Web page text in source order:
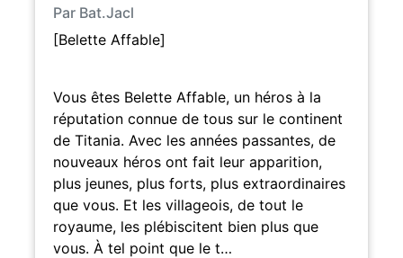
Par Bat.Jacl
[Belette Affable]
Vous êtes Belette Affable, un héros à la
réputation connue de tous sur le continent
de Titania. Avec les années passantes, de
nouveaux héros ont fait leur apparition,
plus jeunes, plus forts, plus extraordinaires
que vous. Et les villageois, de tout le
royaume, les plébiscitent bien plus que
vous. À tel point que le t…